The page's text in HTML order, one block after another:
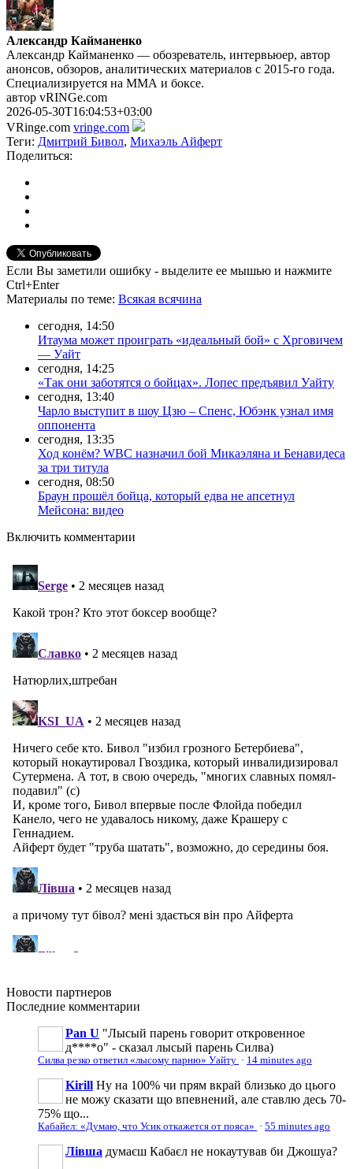
Александр Кайманенко
Александр Кайманенко — обозреватель, интервьюер, автор
анонсов, обзоров, аналитических материалов с 2015-го года.
Специализируется на ММА и боксе.
автор vRINGe.com
2026-05-30T16:04:53+03:00
VRinge.com vringe.com
Теги: Дмитрий Бивол, Михаэль Айферт
Поделиться:
Если Вы заметили ошибку - выделите ее мышью и нажмите
Ctrl+Enter
Материалы по теме: Всякая всячина
сегодня, 14:50
Итаума может проиграть «идеальный бой» с Хрговичем
— Уайт
сегодня, 14:25
«Так они заботятся о бойцах». Лопес предъявил Уайту
сегодня, 13:40
Чарло выступит в шоу Цзю – Спенс, Юбэнк узнал имя
оппонента
сегодня, 13:35
Ход конём? WBC назначил бой Микаэляна и Бенавидеса
за три титула
сегодня, 08:50
Браун прошёл бойца, который едва не апсетнул
Мейсона: видео
Включить комментарии
Новости партнеров
Последние комментарии
Pan U "Лысый парень говорит откровенное
д****о" - сказал лысый парень Силва)
Силва резко ответил «лысому парню» Уайту · 14 minutes ago
Kirill Ну на 100% чи прям вкрай близько до цього
не можу сказати що впевнений, але ставлю десь 70-
75% що...
Кабайел: «Думаю, что Усик откажется от пояса» · 55 minutes ago
Лівша думаєш Кабаєл не нокаутував би Джошуа?